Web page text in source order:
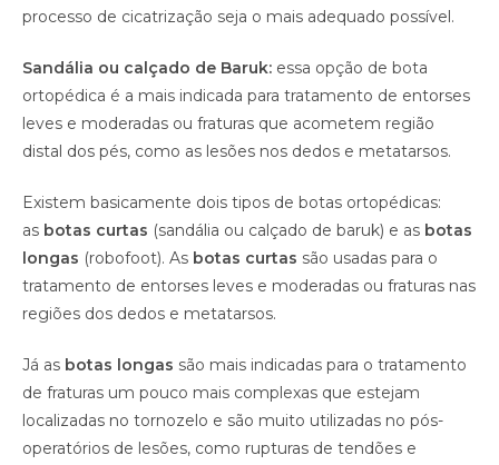
processo de cicatrização seja o mais adequado possível.
Sandália ou calçado de Baruk: essa opção de bota
ortopédica é a mais indicada para tratamento de entorses
leves e moderadas ou fraturas que acometem região
distal dos pés, como as lesões nos dedos e metatarsos.
Existem basicamente dois tipos de botas ortopédicas:
as botas curtas (sandália ou calçado de baruk) e as botas
longas (robofoot). As botas curtas são usadas para o
tratamento de entorses leves e moderadas ou fraturas nas
regiões dos dedos e metatarsos.
Já as botas longas são mais indicadas para o tratamento
de fraturas um pouco mais complexas que estejam
localizadas no tornozelo e são muito utilizadas no pós-
operatórios de lesões, como rupturas de tendões e